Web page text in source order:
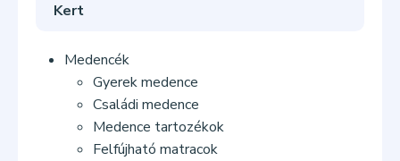
Kert
Medencék
Gyerek medence
Családi medence
Medence tartozékok
Felfújható matracok